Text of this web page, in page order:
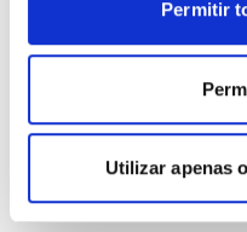
Permitir
Utilizar apenas